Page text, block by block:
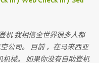
机 我相信全世界很多人都
公司。 目前 ，在马来西亚
械。 如果你没有自助登机